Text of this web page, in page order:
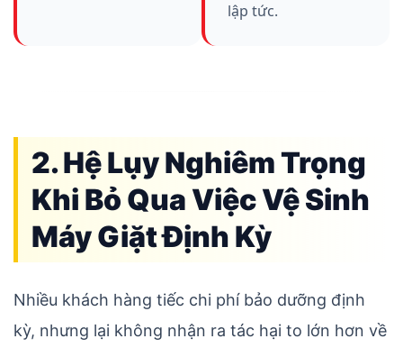
lập tức.
2. Hệ Lụy Nghiêm Trọng
Khi Bỏ Qua Việc Vệ Sinh
Máy Giặt Định Kỳ
Nhiều khách hàng tiếc chi phí bảo dưỡng định
kỳ, nhưng lại không nhận ra tác hại to lớn hơn về